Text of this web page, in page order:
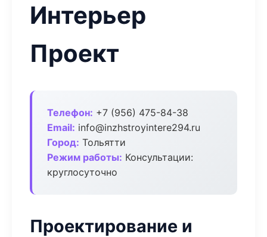
Интерьер
Проект
Телефон: +7 (956) 475-84-38
Email: info@inzhstroyintere294.ru
Город: Тольятти
Режим работы: Консультации:
круглосуточно
Проектирование и